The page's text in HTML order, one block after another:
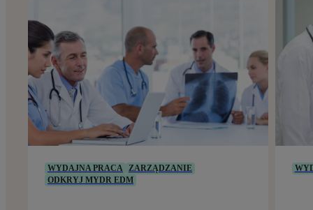
WYDAJNA PRACA ZARZĄDZANIE
ODKRYJ MYDR EDM